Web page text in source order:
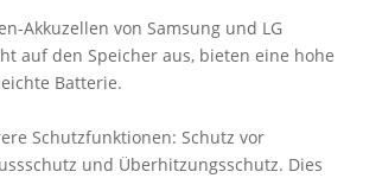
Akkuzellen von Samsung und LG
auf den Speicher aus, bieten eine hohe
Batterie.
Schutzfunktionen: Schutz vor
und Überhitzungsschutz. Dies